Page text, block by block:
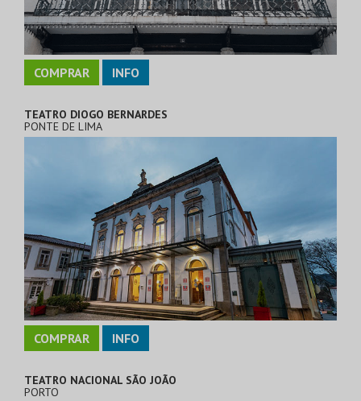
COMPRAR INFO
TEATRO DIOGO BERNARDES
PONTE DE LIMA
COMPRAR INFO
TEATRO NACIONAL SÃO JOÃO
PORTO